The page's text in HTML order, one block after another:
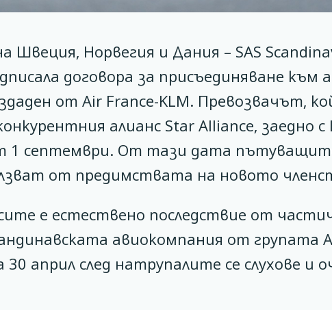
Швеция, Норвегия и Дания – SAS
договора за присъединяване към
от Air France-KLM. Превозвачът,
алианс Star Alliance, заедно
1 септември. От тази дата
от предимствата на новото
е естествено последствие от
авиокомпания от групата
април след натрупалите се слухове и